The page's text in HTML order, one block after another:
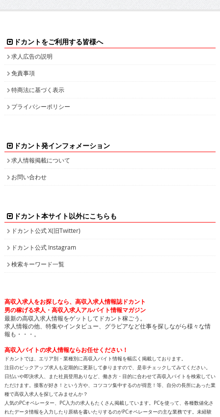
ドカントをご利用する皆様へ
求人広告の説明
免責事項
特商法に基づく表示
プライバシーポリシー
ドカント発インフォメーション
求人情報掲載について
お問い合わせ
ドカント本サイト以外にこちらも
ドカント公式 X(旧Twitter)
ドカント公式 Instagram
検索キーワード一覧
高収入求人をお探しなら、高収入求人情報誌ドカント
男の稼げる求人・高収入求人アルバイト情報マガジン
最新の高収入求人情報をゲットしてドカント稼ごう。
求人情報の他、特集やインタビュー、グラビアなど仕事を探しながら様々な情
報も・・・。
高収入バイトの求人情報ならお任せください！
ドカントでは、エリア別・業種別に高収入バイト情報を幅広く掲載しております。
注目のピックアップ求人も定期的に更新して参りますので、是非チェックしてみてください。
日払いや即決求人、また社員登用ありなど、働き方・目的に合わせて高収入バイトを検索してい
ただけます。接客が好き！という方や、コツコツ集中するのが得意！等、自分の長所にあった業
種で高収入求人を探してみませんか？
人気のPCオペレーター、PC入力の求人もたくさん掲載しています。PCを使って、各種数値化さ
れたデータ情報を入力したり原稿を書いたりするのがPCオペレーターの主な業務です。未経験